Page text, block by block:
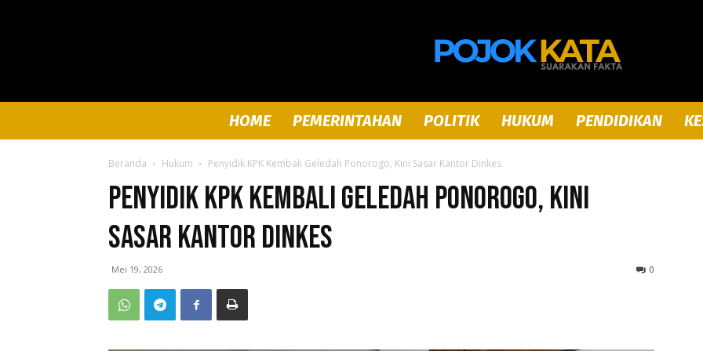
Pojok
HOME PEMERINTAHAN POLITIK HUKUM PENDIDIKAN
Beranda Hukum Penyidik KPK Kembali Geledah Ponorogo, Kini Sasar Kantor Dinkes
Penyidik KPK Kembali Geledah Ponorogo, Kini
Sasar Kantor Dinkes
Mei 19, 2026 0